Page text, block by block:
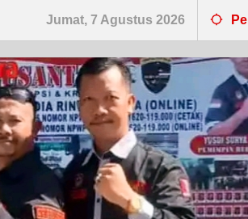
Jumat, 7 Agustus 2026